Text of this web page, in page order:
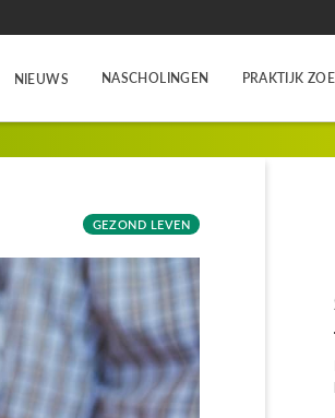
NIEUWS NASCHOLINGEN PRAKTIJK
GEZOND LEVEN